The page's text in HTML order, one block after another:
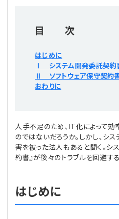
【連載】公益法人運営実務の処
【連載】公益法人会計検定試験
【連載】公益法人のための「新
【連載】実務と税務のポイント
【連載】事務局だよりPLUS
【連載】テーマで紐解く逆引き
【連載】非営利法人AtoZei
【連載】AI活用のすすめ
プライバシーポリシー
目 次
はじめに
Ⅰ システム開発委託契約
Ⅱ ソフトウェア保守契約
おわりに
人手不足のため、IT化によって
のではないだろうか。しかし、シ
害を被った法人もあると聞く――。
約書』が後々のトラブルを回避す
はじめに